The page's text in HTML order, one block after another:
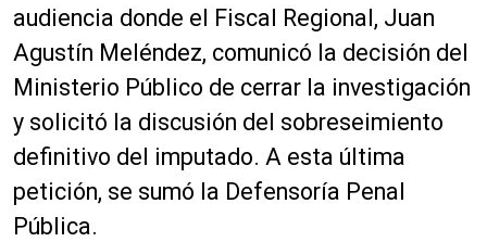
audiencia donde el Fiscal Regional, Juan
Agustín Meléndez, comunicó la decisión del
Ministerio Público de cerrar la investigación
y solicitó la discusión del sobreseimiento
definitivo del imputado. A esta última
petición, se sumó la Defensoría Penal
Pública.